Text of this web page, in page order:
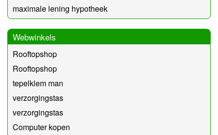
maximale lening hypotheek
Webwinkels
Rooftopshop
Rooftopshop
tepelklem man
verzorgingstas
verzorgingstas
Computer kopen